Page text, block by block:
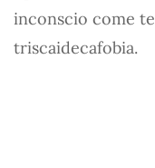
inconscio come
triscaidecafobia.